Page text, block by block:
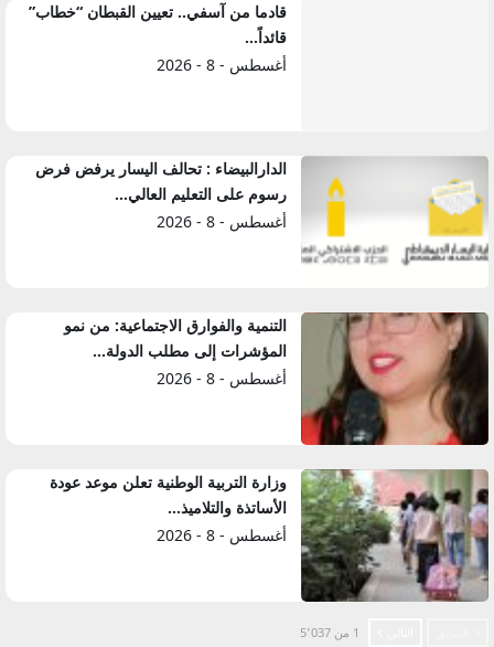
قادما من آسفي.. تعيين القبطان “خطاب”
قائداً…
أغسطس - 8 - 2026
الدارالبيضاء : تحالف اليسار يرفض فرض
رسوم على التعليم العالي…
أغسطس - 8 - 2026
التنمية والفوارق الاجتماعية: من نمو
المؤشرات إلى مطلب الدولة…
أغسطس - 8 - 2026
وزارة التربية الوطنية تعلن موعد عودة
الأساتذة والتلاميذ…
أغسطس - 8 - 2026
1 من 5٬037